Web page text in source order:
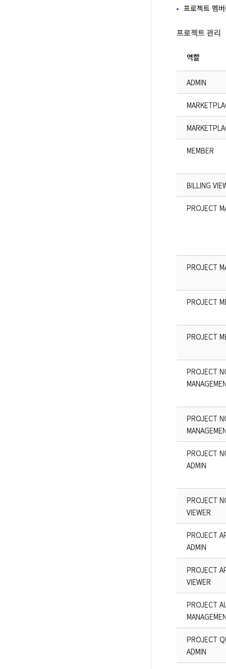
프로젝트 멤
프로젝트 관리
역할
ADMIN
MEMBER
BILLING
PROJECT
PROJECT
PROJECT
PROJECT
PROJECT
PROJECT
PROJECT
ADMIN
PROJECT
VIEWER
PROJECT
ADMIN
PROJECT
VIEWER
PROJECT
PROJECT
ADMIN